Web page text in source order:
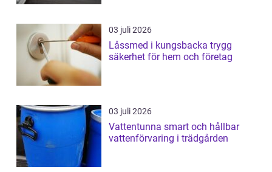
03 juli 2026
Låssmed i kungsbacka trygg
säkerhet för hem och företag
03 juli 2026
Vattentunna smart och hållbar
vattenförvaring i trädgården